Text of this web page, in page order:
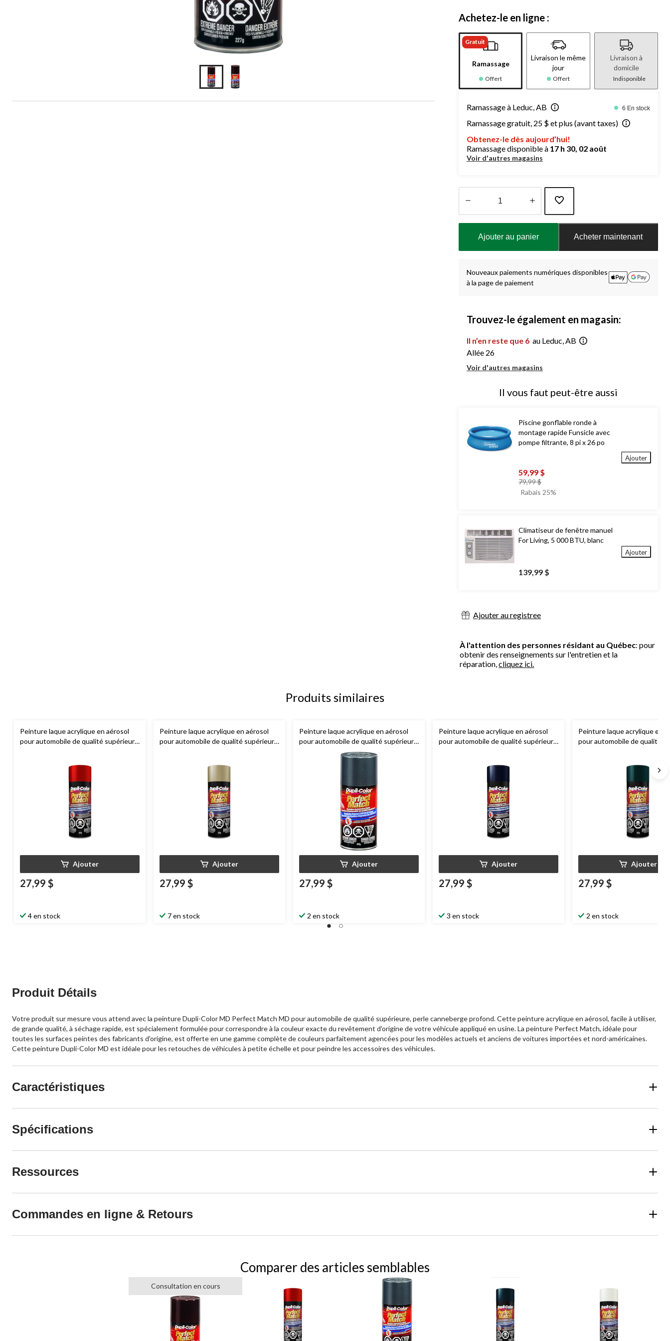
Achetez-le en ligne :
Gratuit
Ramassage
Offert
Livraison le même
jour
Offert
Livraison à
domicile
Indisponible
Ramassage à Leduc, AB 6 En stock
Ramassage gratuit, 25 $ et plus (avant taxes)
Obtenez-le dès aujourd’hui!
Ramassage disponible à 17 h 30, 02 août
Voir d'autres magasins
Ajouter au panier Acheter maintenant
Nouveaux paiements numériques disponibles
à la page de paiement
Trouvez-le également en magasin:
Il n’en reste que 6 au Leduc, AB
Allée 26
Voir d'autres magasins
Il vous faut peut-être aussi
Piscine gonflable ronde à
montage rapide Funsicle avec
pompe filtrante, 8 pi x 26 po
59,99 $
79,99 $prix
était
Rabais 25%
Ajouter
Climatiseur de fenêtre manuel
For Living, 5 000 BTU, blanc
139,99 $
Ajouter
Ajouter au registree
À l'attention des personnes résidant au Québec: pour
obtenir des renseignements sur l'entretien et la
réparation,cliquez ici.
Produits similaires
Peinture laque acrylique en aérosol
pour automobile de qualité supérieure
Ajouter
27,99 $
4 en stock
Peinture laque acrylique en aérosol
pour automobile de qualité supérieure
Ajouter
27,99 $
7 en stock
Peinture laque acrylique en aérosol
pour automobile de qualité supérieure
Perfect Match, perle
Ajouter
27,99 $
2 en stock
Peinture laque acrylique en aérosol
pour automobile de qualité supérieure
Ajouter
27,99 $
3 en stock
Peinture laque acrylique en
pour automobile de qualité
Ajouter
27,99 $
2 en stock
Produit Détails
Votre produit sur mesure vous attend avec la peinture Dupli-Color MD Perfect Match MD pour automobile de qualité supérieure, perle canneberge profond. Cette peinture acrylique en aérosol, facile à utiliser,
de grande qualité, à séchage rapide, est spécialement formulée pour correspondre à la couleur exacte du revêtement d'origine de votre véhicule appliqué en usine. La peinture Perfect Match, idéale pour
toutes les surfaces peintes des fabricants d'origine, est offerte en une gamme complète de couleurs parfaitement agencées pour les modèles actuels et anciens de voitures importées et nord-américaines.
Cette peinture Dupli-Color MD est idéale pour les retouches de véhicules à petite échelle et pour peindre les accessoires des véhicules.
Caractéristiques
Spécifications
Ressources
Commandes en ligne & Retours
Comparer des articles semblables
Consultation en cours